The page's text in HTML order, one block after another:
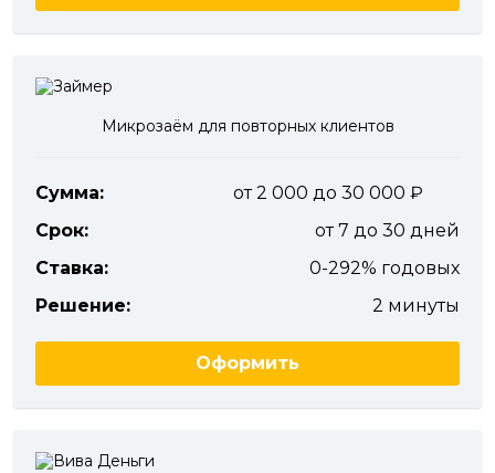
Микрозаём для повторных клиентов
Сумма:
от 2 000 до 30 000
Срок:
от 7 до 30 дней
Ставка:
0-292% годовых
Решение:
2 минуты
Оформить